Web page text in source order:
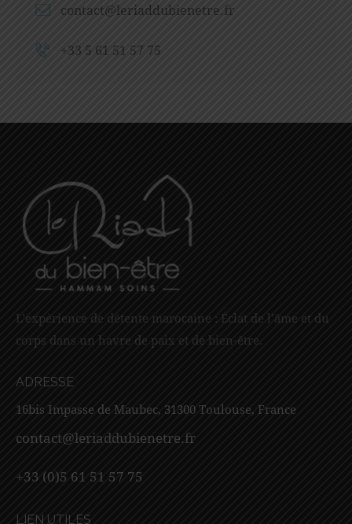
contact@leriaddubienetre.fr
+33 5 61 51 57 75
L’expérience de détente marocaine : Éclat de l’âme et du
corps dans un havre de paix et de bien-être.
ADRESSE
16bis Impasse de Maubec, 31300 Toulouse, France
contact@leriaddubienetre.fr
+33 (0)5 61 51 57 75
LIEN UTILES